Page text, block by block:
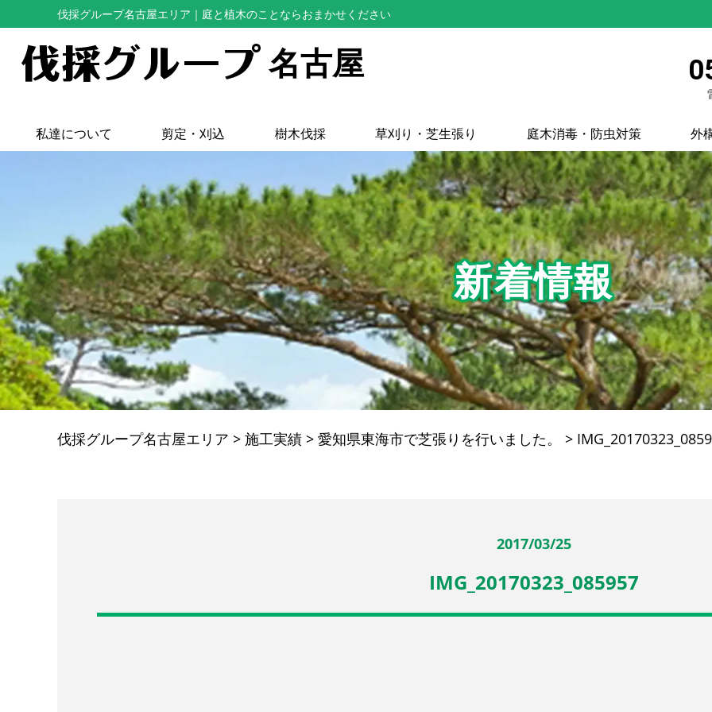
伐採グループ名古屋エリア ｜庭と植木のことならおまかせください
名古屋
私達について 剪定・刈込 樹木伐採 草刈り・芝生張り 庭木消毒・防虫対策 外
新着情報
伐採グループ名古屋エリア > 施工実績 > 愛知県東海市で芝張りを行いました。 >
2017/03/25
IMG_20170323_085957